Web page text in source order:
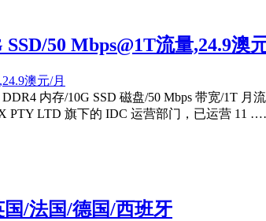
50 Mbps@1T流量,24.9澳
内存/10G SSD 磁盘/50 Mbps 带宽/1T
PTY LTD 旗下的 IDC 运营部门，已运营 11
/法国/德国/西班牙